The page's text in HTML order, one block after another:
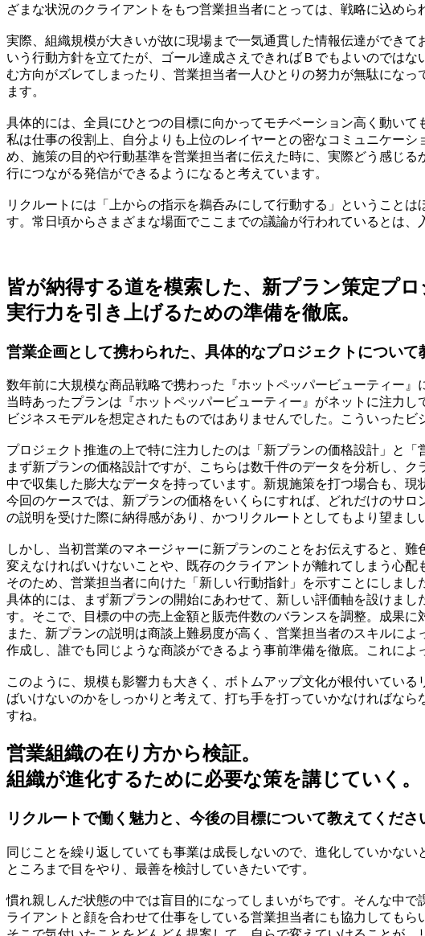
ざまな状況のクライアントをもつ営業担当者にとっては、戦略に込め
実際、組織規模が大きいが故に現場まで一気通貫した情報伝達ができ
いう行動方針を立てたが、ゴール達成さえできればＢでもよいのでは
む方向がズレてしまったり、営業担当者一人ひとりの努力が無駄にな
ます。
具体的には、全員にひとつの目標に向かってモチベーション高く動い
私は仕事の役割上、自分よりも上位のレイヤーとの密なコミュニケー
め、施策の目的や行動基準を営業担当者に伝えた時に、実際どう感じ
行につながる発信ができるようになると考えています。
リクルートには「上からの指示を鵜呑みにして行動する」ということ
す。常日頃からさまざまな場面でここまでの議論が行われているとは、
皆が納得する道を模索した、新プラン策定プロ
実行力を引き上げるための準備を徹底。
営業企画として携わられた、具体的なプロジェクトについて
数年前に大規模な商品戦略で携わった『ホットペッパービューティー』
当時あったプランは『ホットペッパービューティー』がネットに注力
ビジネスモデルを想定されたものではありませんでした。こういった
プロジェクト推進の上で特に注力したのは「新プランの価格設計」と「
まず新プランの価格設計ですが、こちらは数千件のデータを分析し、
中で収集した膨大なデータを持っています。新規施策を打つ場合も、
今回のケースでは、新プランの価格をいくらにすれば、どれだけのサ
の説明を受けた際に納得感があり、かつリクルートとしてもより望まし
しかし、当初営業のマネージャーに新プランのことをお伝えすると、
変えなければいけないことや、既存のクライアントが離れてしまう心配
そのため、営業担当者に向けた「新しい行動指針」を示すことにしまし
具体的には、まず新プランの開始にあわせて、新しい評価軸を設けま
す。そこで、目標の中の売上金額と販売件数のバランスを調整。成果
また、新プランの説明は商談上難易度が高く、営業担当者のスキルに
作成し、誰でも同じような商談ができるよう事前準備を徹底。これに
このように、規模も影響力も大きく、ボトムアップ文化が根付いてい
ばいけないのかをしっかりと考えて、打ち手を打っていかなければな
すね。
営業組織の在り方から検証。
組織が進化するために必要な策を講じていく。
リクルートで働く魅力と、今後の目標について教えてくださ
同じことを繰り返していても事業は成長しないので、進化していかな
ところまで目をやり、最善を検討していきたいです。
慣れ親しんだ状態の中では盲目的になってしまいがちです。そんな中
ライアントと顔を合わせて仕事をしている営業担当者にも協力しても